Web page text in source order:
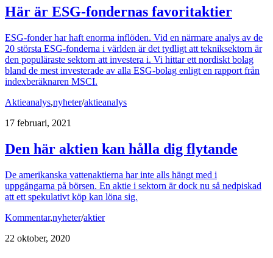
Här är ESG-fondernas favoritaktier
ESG-fonder har haft enorma inflöden. Vid en närmare analys av de
20 största ESG-fonderna i världen är det tydligt att tekniksektorn är
den populäraste sektorn att investera i. Vi hittar ett nordiskt bolag
bland de mest investerade av alla ESG-bolag enligt en rapport från
indexberäknaren MSCI.
Aktieanalys,nyheter/aktieanalys
17 februari, 2021
Den här aktien kan hålla dig flytande
De amerikanska vattenaktierna har inte alls hängt med i
uppgångarna på börsen. En aktie i sektorn är dock nu så nedpiskad
att ett spekulativt köp kan löna sig.
Kommentar,nyheter/aktier
22 oktober, 2020